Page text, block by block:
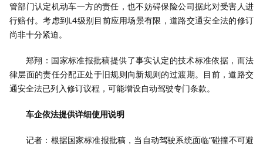
管部门认定机动车一方的责任，也不妨碍保险公司据此对受害人进
行赔付。考虑到L4级别目前应用场景有限，道路交通安全法的修订
尚非十分紧迫。
郑翔：国家标准报批稿提供了事实认定的技术标准依据，而法
律层面的责任分配正处于旧规则向新规则的过渡期。目前，道路交
通安全法已列入修订议程，可能增设自动驾驶专门条款。
车企依法提供详细使用说明
记者：根据国家标准报批稿，当自动驾驶系统面临“碰撞不可避